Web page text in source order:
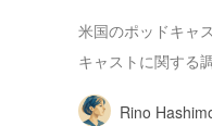
米国のポッドキャ
キャストに関する
Rino